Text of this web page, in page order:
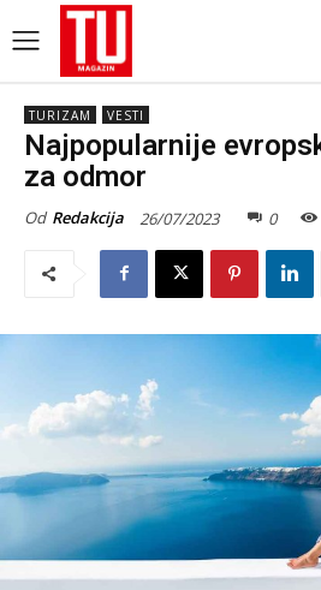
TURIZAM VESTI
Najpopularnije
za odmor
Od Redakcija 26/07/2023 0